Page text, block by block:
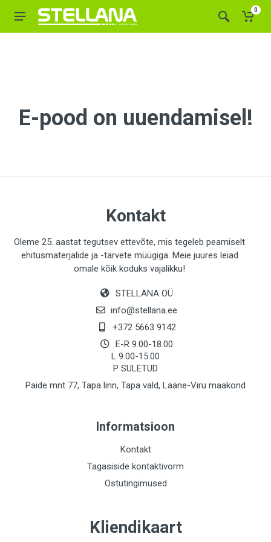
0
E-pood on uuendamisel!
Kontakt
Oleme 25. aastat tegutsev ettevõte, mis tegeleb peamiselt
ehitusmaterjalide ja -tarvete müügiga. Meie juures leiad
omale kõik koduks vajalikku!
STELLANA OÜ
info@stellana.ee
+372 5663 9142
E-R 9.00-18.00
L 9.00-15.00
P SULETUD
Paide mnt 77, Tapa linn, Tapa vald, Lääne-Viru maakond
Informatsioon
Kontakt
Tagasiside kontaktivorm
Ostutingimused
Kliendikaart